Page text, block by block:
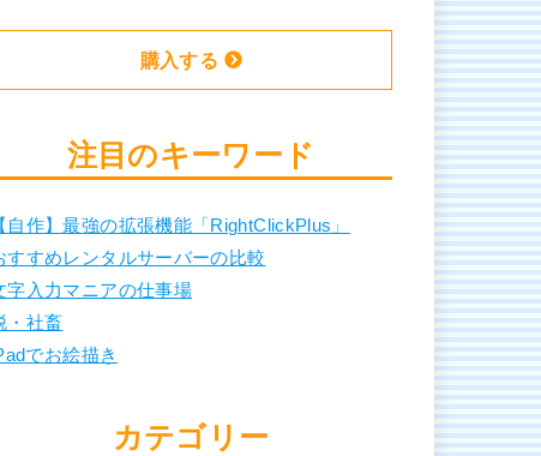
購入する
注目のキーワード
【自作】最強の拡張機能「RightClickPlus」
すすめレンタルサーバーの比較
字入力マニアの仕事場
・社畜
でお絵描き
カテゴリー